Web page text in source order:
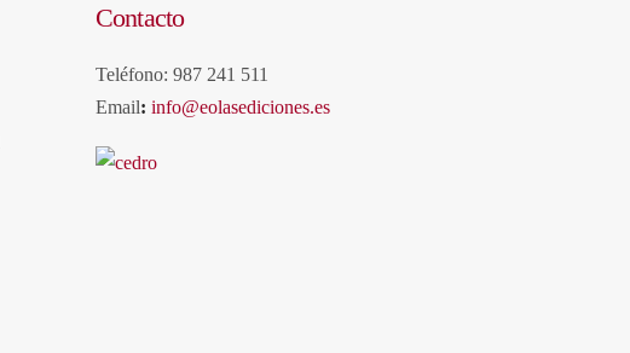
Contacto
Teléfono: 987 241 511
Email: info@eolasediciones.es